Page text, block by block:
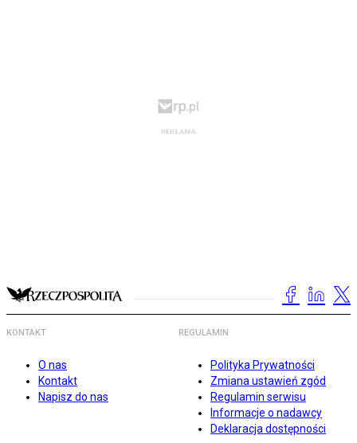
KONTAKT
O nas
Kontakt
Napisz do nas
REGULAMIN
Polityka Prywatności
Zmiana ustawień zgód
Regulamin serwisu
Informacje o nadawcy
Deklaracja dostępności